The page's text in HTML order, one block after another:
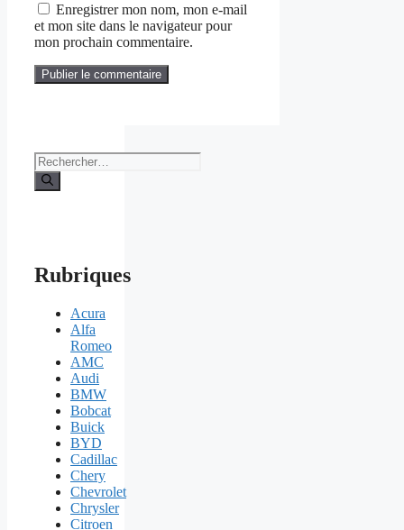
Enregistrer mon nom, mon e-mail
et mon site dans le navigateur pour
mon prochain commentaire.
Rechercher :
Rubriques
Acura
Alfa
Romeo
AMC
Audi
BMW
Bobcat
Buick
BYD
Cadillac
Chery
Chevrolet
Chrysler
Citroen